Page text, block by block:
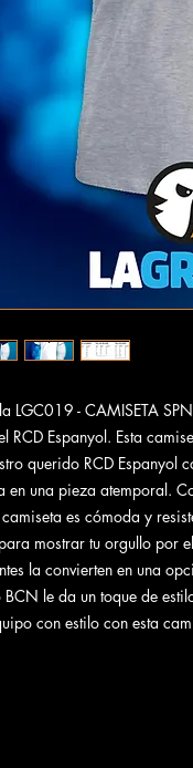
LGC019 - CAMISETA
RCD Espanyol. Esta
querido RCD Espanyol
en una pieza atemporal.
es cómoda y
mostrar tu orgullo por
la convierten en una
BCN le da un toque de
con estilo con esta